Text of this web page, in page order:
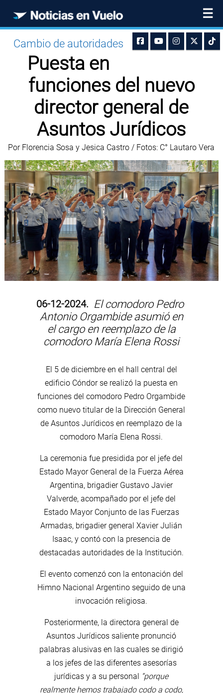
☰
Cambio de autoridades
Puesta en
funciones del nuevo
director general de
Asuntos Jurídicos
Por Florencia Sosa y Jesica Castro / Fotos: C° Lautaro Vera
06-12-2024. El comodoro Pedro
Antonio Orgambide asumió en
el cargo en reemplazo de la
comodoro María Elena Rossi
El 5 de diciembre en el hall central del
edificio Cóndor se realizó la puesta en
funciones del comodoro Pedro Orgambide
como nuevo titular de la Dirección General
de Asuntos Jurídicos en reemplazo de la
comodoro María Elena Rossi.
La ceremonia fue presidida por el jefe del
Estado Mayor General de la Fuerza Aérea
Argentina, brigadier Gustavo Javier
Valverde, acompañado por el jefe del
Estado Mayor Conjunto de las Fuerzas
Armadas, brigadier general Xavier Julián
Isaac, y contó con la presencia de
destacadas autoridades de la Institución.
El evento comenzó con la entonación del
Himno Nacional Argentino seguido de una
invocación religiosa.
Posteriormente, la directora general de
Asuntos Jurídicos saliente pronunció
palabras alusivas en las cuales se dirigió
a los jefes de las diferentes asesorías
jurídicas y a su personal “porque
realmente hemos trabajado codo a codo,